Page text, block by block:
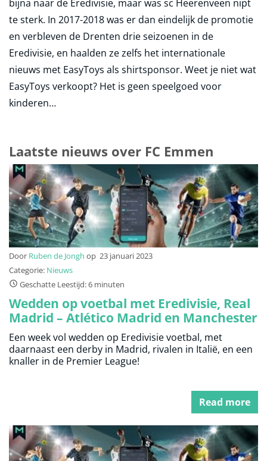
bijna naar de Eredivisie, maar was sc Heerenveen nipt
te sterk. In 2017-2018 was er dan eindelijk de promotie
en verbleven de Drenten drie seizoenen in de
Eredivisie, en haalden ze zelfs het internationale
nieuws met EasyToys als shirtsponsor. Weet je niet wat
EasyToys verkoopt? Het is geen speelgoed voor
kinderen…
Laatste nieuws over FC Emmen
Door Ruben de Jongh op 23 januari 2023
Categorie: Nieuws
Geschatte Leestijd: 6 minuten
Wedden op voetbal met Eredivisie, Real
Madrid – Atlético Madrid en Manchester
City – Arsenal
Een week vol wedden op Eredivisie voetbal, met
daarnaast een derby in Madrid, rivalen in Italië, en een
knaller in de Premier League!
Read more